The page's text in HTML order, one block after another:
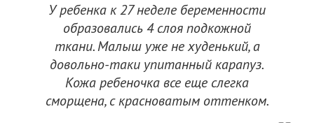
У ребенка к 27 неделе беременности
образовались 4 слоя подкожной
ткани. Малыш уже не худенький, а
довольно-таки упитанный карапуз.
Кожа ребеночка все еще слегка
сморщена, с красноватым оттенком.